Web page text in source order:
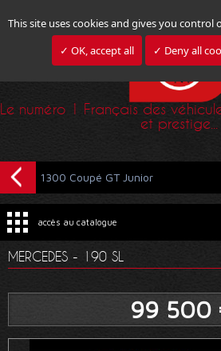
This site uses cookies and gives you
✓ OK, accept all
✓ Deny all
Le numéro 1 Français des
et prestige...
1300 Coupé GT Junior
accès au catalogue
MERCEDES - 190 SL
99 500